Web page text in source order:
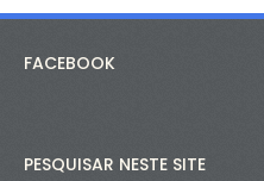
FACEBOOK
PESQUISAR NESTE SITE